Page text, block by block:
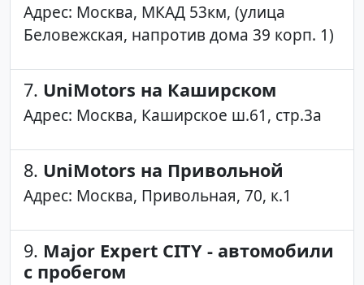
Адрес: Москва, МКАД 53км, (улица
Беловежская, напротив дома 39 корп. 1)
7. UniMotors на Каширском
Адрес: Москва, Каширское ш.61, стр.3а
8. UniMotors на Привольной
Адрес: Москва, Привольная, 70, к.1
9. Major Expert CITY - автомобили
с пробегом